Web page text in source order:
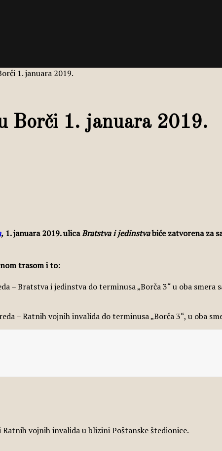
1. januara 2019.
Borči 1. januara 2019.
, 1. januara 2019. ulicaBratstva i jedinstvabiće zatvorena za
trasom i to:
– Bratstva i jedinstva do terminusa „Borča 3“ u oba
– Ratnih vojnih invalida do terminusa „Borča 3“, u oba
vojnih invalida u blizini Poštanske štedionice.